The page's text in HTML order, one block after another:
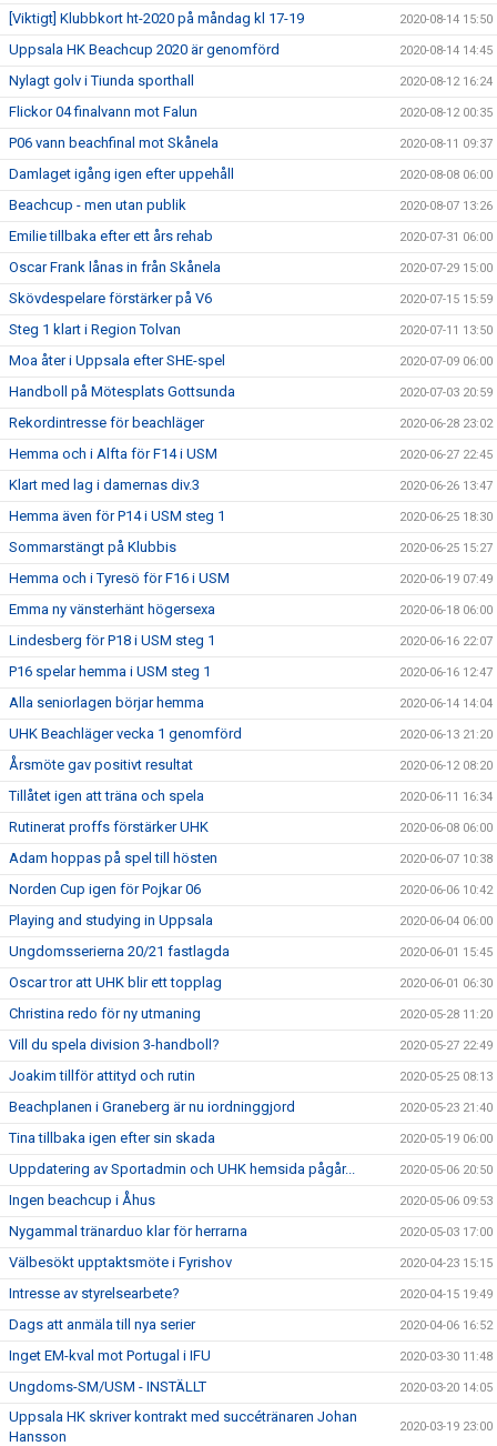
[Viktigt] Klubbkort ht-2020 på måndag kl 17-19 2020-08-14 15:50
Uppsala HK Beachcup 2020 är genomförd 2020-08-14 14:45
Nylagt golv i Tiunda sporthall 2020-08-12 16:24
Flickor 04 finalvann mot Falun 2020-08-12 00:35
P06 vann beachfinal mot Skånela 2020-08-11 09:37
Damlaget igång igen efter uppehåll 2020-08-08 06:00
Beachcup - men utan publik 2020-08-07 13:26
Emilie tillbaka efter ett års rehab 2020-07-31 06:00
Oscar Frank lånas in från Skånela 2020-07-29 15:00
Skövdespelare förstärker på V6 2020-07-15 15:59
Steg 1 klart i Region Tolvan 2020-07-11 13:50
Moa åter i Uppsala efter SHE-spel 2020-07-09 06:00
Handboll på Mötesplats Gottsunda 2020-07-03 20:59
Rekordintresse för beachläger 2020-06-28 23:02
Hemma och i Alfta för F14 i USM 2020-06-27 22:45
Klart med lag i damernas div.3 2020-06-26 13:47
Hemma även för P14 i USM steg 1 2020-06-25 18:30
Sommarstängt på Klubbis 2020-06-25 15:27
Hemma och i Tyresö för F16 i USM 2020-06-19 07:49
Emma ny vänsterhänt högersexa 2020-06-18 06:00
Lindesberg för P18 i USM steg 1 2020-06-16 22:07
P16 spelar hemma i USM steg 1 2020-06-16 12:47
Alla seniorlagen börjar hemma 2020-06-14 14:04
UHK Beachläger vecka 1 genomförd 2020-06-13 21:20
Årsmöte gav positivt resultat 2020-06-12 08:20
Tillåtet igen att träna och spela 2020-06-11 16:34
Rutinerat proffs förstärker UHK 2020-06-08 06:00
Adam hoppas på spel till hösten 2020-06-07 10:38
Norden Cup igen för Pojkar 06 2020-06-06 10:42
Playing and studying in Uppsala 2020-06-04 06:00
Ungdomsserierna 20/21 fastlagda 2020-06-01 15:45
Oscar tror att UHK blir ett topplag 2020-06-01 06:30
Christina redo för ny utmaning 2020-05-28 11:20
Vill du spela division 3-handboll? 2020-05-27 22:49
Joakim tillför attityd och rutin 2020-05-25 08:13
Beachplanen i Graneberg är nu iordninggjord 2020-05-23 21:40
Tina tillbaka igen efter sin skada 2020-05-19 06:00
Uppdatering av Sportadmin och UHK hemsida pågår... 2020-05-06 20:50
Ingen beachcup i Åhus 2020-05-06 09:53
Nygammal tränarduo klar för herrarna 2020-05-03 17:00
Välbesökt upptaktsmöte i Fyrishov 2020-04-23 15:15
Intresse av styrelsearbete? 2020-04-15 19:49
Dags att anmäla till nya serier 2020-04-06 16:52
Inget EM-kval mot Portugal i IFU 2020-03-30 11:48
Ungdoms-SM/USM - INSTÄLLT 2020-03-20 14:05
Uppsala HK skriver kontrakt med succétränaren Johan
Hansson
2020-03-19 23:00